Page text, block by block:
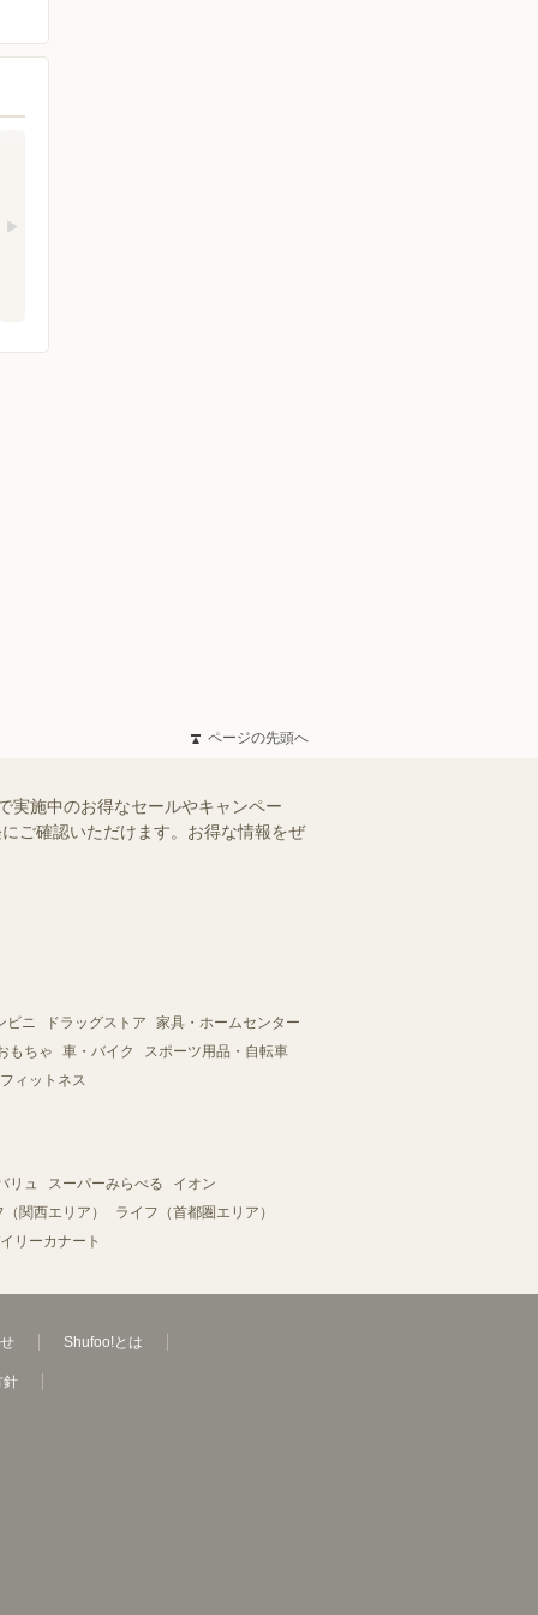
ページの先頭へ
実施中のお得なセールやキャンペー
ご確認いただけます。お得な情報をぜ
ビニ ドラッグストア
家具・ホームセンター
もちゃ
車・バイク
スポーツ用品・自転車
ィットネス
リュ スーパーみらべる
イオン
関西エリア）
ライフ（首都圏エリア）
リーカナート
Shufoo!とは
針